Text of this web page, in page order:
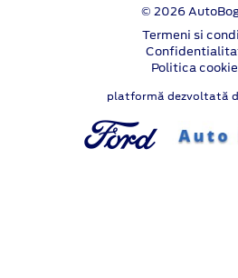
© 2026
Termeni si
Politica
platformă dezvoltată